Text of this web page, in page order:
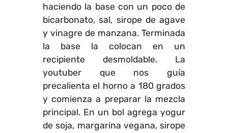
haciendo la base con un poco de
bicarbonato, sal, sirope de agave
y vinagre de manzana. Terminada
la base la colocan en un
recipiente desmoldable. La
youtuber que nos guía
precalienta el horno a 180 grados
y comienza a preparar la mezcla
principal. En un bol agrega yogur
de soja, margarina vegana, sirope